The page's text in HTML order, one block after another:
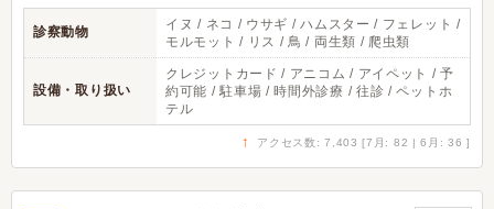
診察動物
イヌ / ネコ / ウサギ / ハムスター / フェレット /
モルモット / リス / 鳥 / 両生類 / 爬虫類
設備・取り扱い
クレジットカード / アニコム / アイペット / 予
約可能 / 駐車場 / 時間外診療 / 往診 / ペットホ
テル
↑ アクセス数: 7,403 [7月: 82 | 6月: 36 ]